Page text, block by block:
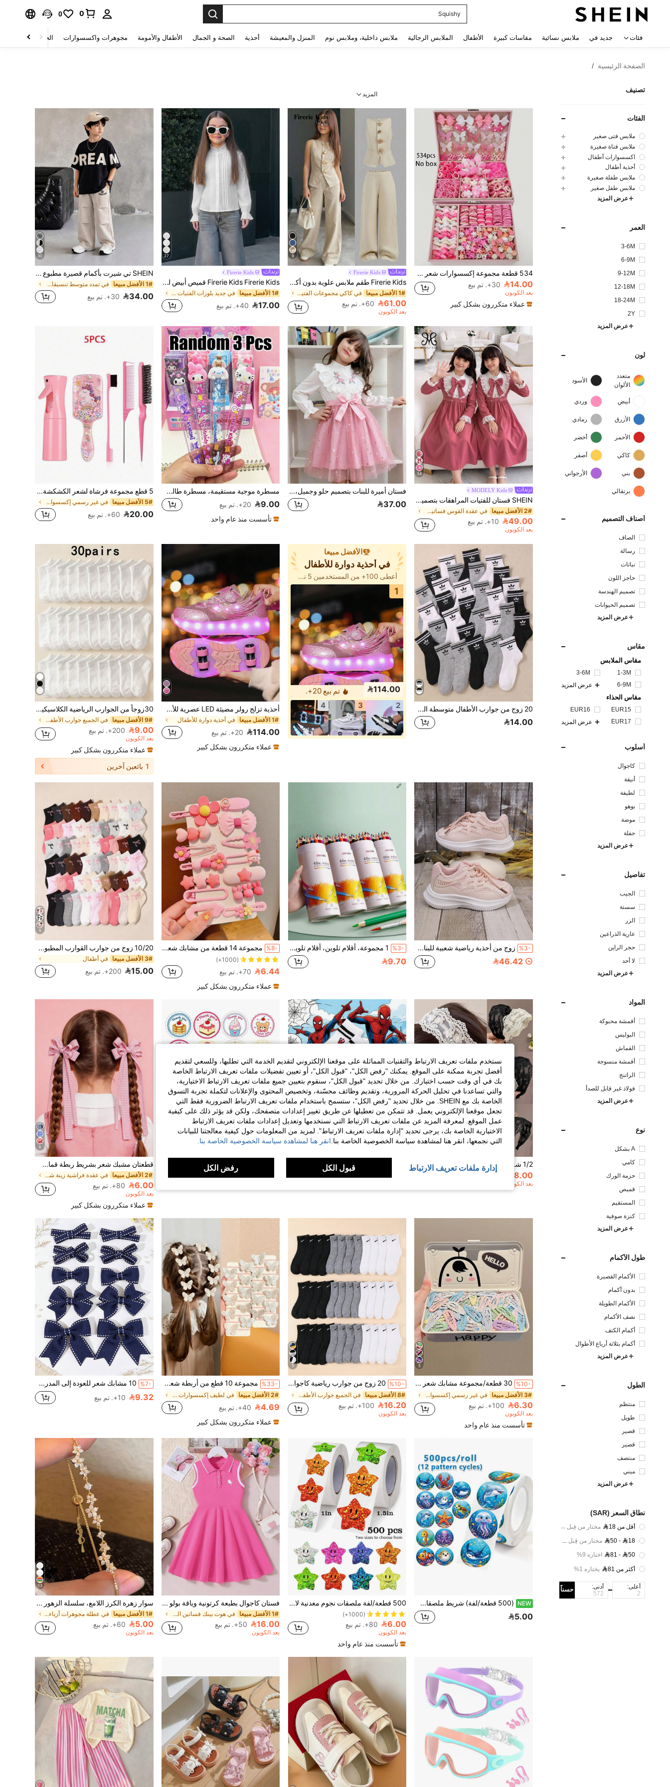
Squishy
0
0
فئات جديد في ملابس نسائية مقاسات كبيرة الأطفال الملابس الرجالية ملابس داخلية، وملابس نوم المنزل والمعيشة أحذية الصحة و الجمال الأطفال والأمومة مجوهرات واكسسوارات الحقائب والأمتعة
الصفحة الرئيسية /
تصنيف
الفئات
ملابس فتى صغير
ملابس فتاة صغيرة
اكسسوارات أطفال
أحذية أطفال
ملابس طفلة صغيرة
ملابس طفل صغير
عرض المزيد
العمر
3-6M
6-9M
9-12M
12-18M
18-24M
2Y
عرض المزيد
لون
متعدد
الألوان
الأسود
أبيض وردي
الأزرق رمادي
الأحمر أخضر
كاكي أصفر
بني الأرجواني
برتقالي
أصناف التصميم
الصاف
رسالة
نباتات
حاجز اللون
تصميم الهندسة
تصميم الحيوانات
عرض المزيد
مقاس
مقاس الملابس
1-3M
3-6M
6-9M
عرض المزيد
مقاس الحذاء
EUR15
EUR16
EUR17
عرض المزيد
أسلوب
كاجوال
أنيقة
لطيفة
بوهو
موضة
حفلة
عرض المزيد
تفاصيل
الجيب
سستة
الزر
عارية الذراعين
حجر الراين
لا أحد
عرض المزيد
المواد
أقمشة محبوكة
البوليس
تر
القماش
أقمشة منسوجة
الراتنج
فولاذ غير قابل للصدأ
عرض المزيد
نوع
A بشكل
كامي
حزمة الورك
قميص
المستقيم
كنزة صوفية
عرض المزيد
طول الأكمام
الأكمام القصيرة
بدون أكمام
الأكمام الطويلة
نصف الأكمام
أكمام الكتف
أكمام بثلاثة أرباع الأطوال
عرض المزيد
الطول
منتظم
طويل
قصير
قصير
منتصف
ميني
عرض المزيد
نطاق السعر (SAR)
أقل من 18 مختار من قِبل 30%
50 - 18 مختار من قِبل 60%
81 - 50 اختاره 9%
أكثر من 81 يختاره 1%
أعلى: أدنى: حسناً
المزيد
534 قطعة مجموعة إكسسوارات شعر جديدة، مجموعة أنيقة وعصرية للبنات، أفضل هدية لحفلات العطلات للأخوات والأصدقاء
14.00 30+. تم بيع
بعد الكوبون
عملاء متكررون بشكل كبير
9
Firerie Kids
Firerie Kids طقم ملابس علوية بدون أكمام ذات لون واحد وبنطال طول الكاحل للفتيات المراهقات، أنيق ومتعدد الاستخدامات، مناسب للحفلات والخروجات وتصوير الصور مع الأخوات والنزهات والتخييم والعطلات والارتداء اليومي العادي
1# الأفضل مبيعا في كاكي مجموعات الفتيات المراهقات
61.00 60+. تم بيع
بعد الكوبون
27
Firerie Kids
Firerie Kids Firerie Kids قميص أبيض للفتيات المراهقات بلون موحد وياقة مكشكشة وأكمام طويلة وأزرار أمامية، مناسب للعودة إلى المدرسة والمناسبات الرسمية والمدرسة، كاجوال أنيق بأسلوب Clean Girl للخريف
1# الأفضل مبيعا في جديد بلوزات الفتيات المراهقات
17.00 40+. تم بيع
30
SHEIN تي شيرت بأكمام قصيرة مطبوع عليه حروف وبنطال طويل بجيب للأولاد المراهقين، ملابس كاجوال يومية
1# الأفضل مبيعا في تمدد متوسط تنسيقات تي شيرت للأولاد في سن ما قبل
34.00 30+. تم بيع
34
MODELY Kids
SHEIN فستان للفتيات المراهقات بتصميم كتل لونية متباينة مع حافة دانتيل وزينة فيونكة
2# الأفضل مبيعا في عقدة القوس فساتين بنات توين
49.00 10+. تم بيع
بعد الكوبون
فستان أميرة للبنات بتصميم حلو وجميل، بلوزة مطرزة بالزهور مع تنورة شبكية متباينة الألوان، أكمام طويلة، من الساتان، مع حزام خصر مشدود، شبكة بنقشة نجوم، مناسب للربيع والخريف
37.00
مسطرة موجية مستقيمة، مسطرة طالب كرتونية مع غطاء سيليكون، مسطرة قياس، أدوات رسم، لوازم مدرسية، العودة إلى المدرسة
9.00 20+. تم بيع
تأسست منذ عام واحد
5 قطع مجموعة فرشاة لشعر الكشكشة، (6.8 أونصة/200 مل) زجاجة رذاذ رقيقة مستمرة، فرشاة فك التشابك ذات الرسوم الكرتونية للوحوش، مناسبة لشعر الفتيات، فرشاة تنعيم الشعر، مناسبة لتصفيف الشعر وتسريحه
5# الأفضل مبيعا في غير رسمي إكسسوارات شعر الأطفال
20.00 60+. تم بيع
20 زوج من جوارب الأطفال متوسطة الطول، جوارب قصيرة للأطفال، جوارب مرنة للأطفال، جوارب رياضية للأطفال، جوارب طاقم للأطفال، مناسبة للأولاد من عمر 1-16 سنة للارتداء اليومي، مناسبة لجميع الفصول، مناسبة لهدايا أعياد ميلاد الأطفال من عمر 1-16 سنة، مناسبة لموسم العودة إلى المدرسة، العودة إلى المدرسة، موسم المدرسة، الارتداء والاستخدام، مناسبة للجري، متعددة الوظائف، قابلة للتنفس، مريحة، ناعمة، صديقة للبشرة، ألوان محايدة، أسود أبيض رمادي مطابقة ألوان عشوائية، مع تصميم طباعة بتلات مزدوجة الخطوط
14.00
الأفضل مبيعا
في أحذية دوارة للأطفال
أعطى 100+ من المستخدمين 5 نجوم
1
114.00
تم بيع 20+.
2
3
4 أحذية تزلج رولر مضيئة LED عصرية للأطفال والمراهقين، أحذية مزدوجة الاستخدام للمشي والتزلج، أحذية تزلج جليدية مضيئة ليلية للطلاب، أحذية رياضية خارجية مريحة للأولاد والبنات، أحذية تزلج رولر بأسلوب الشارع، نسخة مستقرة مطورة، خفيفة الوزن وسهلة التنظيف والصيانة، تصميم منخفض الرأس مع أصابع مستديرة مناسب لأنواع الأقدام المختلفة، تعزز المرونة للرياضات الخارجية، أحذية مضيئة مزدوجة الاستخدام قابلة للفصل، مناسبة لجميع الفصول، أفضل هدية عيد ميلاد للأطفال والمراهقين
1# الأفضل مبيعا في أحذية دوارة للأطفال
114.00 20+. تم بيع
عملاء متكررون بشكل كبير
30زوجاً من الجوارب الرياضية الكلاسيكية البيضاء للأطفال، قابلة للتنفس ومريحة للطلاب، مناسبة لموسم العودة إلى المدرسة
9# الأفضل مبيعا في الجميع جوارب الأطفال والرضع
9.00 200+. تم بيع
بعد الكوبون
عملاء متكررون بشكل كبير
1 بائعين آخرين
%3- زوج من أحذية رياضية شعبية للبنات الأطفال، جديدة من شبكة تنفس قاعدة ناعمة مانعة للانزلاق، مناسبة لجميع الفصول
46.42
%3- 1 مجموعة، أقلام تلوين، أقلام تلوين زيتية، مجموعة أقلام تلوين فنية [ألوان عشوائية]، العودة إلى المدرسة
9.70
%8- مجموعة 14 قطعة من مشابك شعر بشكل قلب وزهرة وجنمة للفتيات، باللون الوردي، مناسب للارتداء اليومي أو في المناسبات
(1000+)
6.44 70+. تم بيع
عملاء متكررون بشكل كبير
5
10/20 زوج من جوارب القوارب المطبوعة بالفيونكة للبنات والأطفال بألوان عشوائية، جوارب قصيرة غير مرئية منخفضة الحافة، قابلة للتنفس ومريحة وغير عرقية، جوارب رقيقة منخفضة القطع للربيع/الصيف، متعددة الاستخدامات للارتداء اليومي، العودة إلى المدرسة
3# الأفضل مبيعا في أطفال
15.00 200+. تم بيع
1/2 شريط رأس بتطريز زهري للفتيات المراهقات، شريط شعر مجوف مطرز بطراز قديم، إكسسوار شعر أنيق وأنيق
8.00
بعد الكوبون
6.51 40+. تم بيع 5.00
6
قطعتان مشبك شعر بشريط ربطة قماش مربعات للعودة إلى المدرسة، مناسب للاستخدام اليومي
2# الأفضل مبيعا في عقدة فراشية زينة شعر للبنات
6.00 80+. تم بيع
بعد الكوبون
عملاء متكررون بشكل كبير
5
%10- 30 قطعة/مجموعة مشابك شعر ملونة بألوان الحلوى الكرتونية، إكسسوارات شعر للفتيات، مناسبة للاستخدام اليومي
3# الأفضل مبيعا في غير رسمي إكسسوارات شعر الأطفال
6.30 100+. تم بيع
بعد الكوبون
تأسست منذ عام واحد
5
%10- 20 زوج من جوارب رياضية كاجوال بطبعة جرافيتي عشوائية باللون الأسود والأبيض والألوان المتعددة، متوسطة الطول، للمراهقين والأولاد، ألوان متنوعة، ملابس الشارع
8# الأفضل مبيعا في الجميع جوارب الأطفال والرضع
16.20 100+. تم بيع
بعد الكوبون
%33- مجموعة 10 قطع من أربطة شعر الفراشة البيضاء اللؤلؤية للفتيات، أربطة شعر فراشة بملمس لؤلؤي صناعي ثلاثي الأبعاد غير ضارة، إكسسوارات شعر حلوة متعددة الاستخدامات للفتيات، للارتداء اليومي والمدرسة والمواعيد والرياضة والملابس الكاجوال، إكسسوارات رأس السنة الجديدة 2026 وعيد الحب والعطلات
2# الأفضل مبيعا في لطيف إكسسوارات شعر الأطفال
4.69 40+. تم بيع
عملاء متكررون بشكل كبير
%7- 10 مشابك شعر للعودة إلى المدرسة، مجموعة مشابك شعر فيونكة باللون الأزرق الداكن البسيط، مشابك شعر من القماش بلون موحد مع خط أبيض، إكسسوارات شعر هدية للفتيات والمراهقات للاستخدام اليومي
9.32 10+. تم بيع
NEW (500 قطعة/لفة) شريط ملصقات رسومات حيوانات المحيط، ملصقات تزيين الهدايا والتغليف، ملصقات تسمية ذاتية اللصق
5.00
500 قطعة/لفة ملصقات نجوم معدنية لامعة ب- 8 ألوان، ملصقات نجوم ذاتية اللصق لتخطيط الطلاب والمعلمين والمكافآت والديكور اليدوي ومستلزمات المدرسة
(1000+)
6.00 80+. تم بيع
بعد الكوبون
تأسست منذ عام واحد
فستان كاجوال بطبعة كرتونية وياقة بولو للفتيات الصغيرات
1# الأفضل مبيعا في هوت بينك فساتين الفتيات الصغيرات
16.00 50+. تم بيع
بعد الكوبون
13
سوار زهرة الكرز اللامع، سلسلة الزهور الصغيرة، مع الزينة - إكسسوار متعدد الوظائف عالي الجودة من سلسلة مستوحاة من إنستغرام، مثالي للأناقة
1# الأفضل مبيعا في عطلة مجوهرات أزياء للأطفال
5.00 60+. تم بيع
بعد الكوبون
نستخدم ملفات تعريف الارتباط والتقنيات المماثلة على موقعنا الإلكتروني لتقديم الخدمة التي تطلبها، وللسعي لتقديم
أفضل تجربة ممكنة على الموقع. يمكنك "رفض الكل"، "قبول الكل"، أو تعيين تفضيلات ملفات تعريف الارتباط الخاصة
بك في أي وقت حسب اختيارك. من خلال تحديد "قبول الكل"، سنقوم بتعيين جميع ملفات تعريف الارتباط الاختيارية،
والتي تساعدنا في تحليل الحركة المرورية، وتقديم وظائف محسّنة، وتخصيص المحتوى والإعلانات لتكملة تجربة التسوق
الخاصة بك مع SHEIN. من خلال تحديد "رفض الكل"، ستسمح باستخدام ملفات تعريف الارتباط الضرورية فقط التي
تجعل موقعنا الإلكتروني يعمل. قد تتمكن من تعطيلها عن طريق تغيير إعدادات متصفحك، ولكن قد يؤثر ذلك على كيفية
عمل الموقع. لمعرفة المزيد عن ملفات تعريف الارتباط التي نستخدمها وتعديل إعدادات ملفات تعريف الارتباط
الاختيارية الخاصة بك، يرجى تحديد "إدارة ملفات تعريف الارتباط". لمزيد من المعلومات حول كيفية معالجتنا للبيانات
التي نجمعها، انقر هنا لمشاهدة سياسة الخصوصية الخاصة بنا. انقر هنا لمشاهدة سياسة الخصوصية الخاصة بنا.
إدارة ملفات تعريف الارتباط قبول الكل رفض الكل